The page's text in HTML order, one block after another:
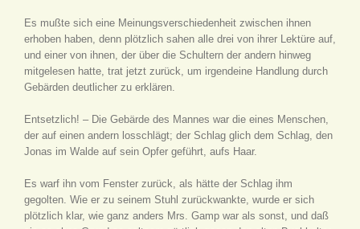
Es mußte sich eine Meinungsverschiedenheit zwischen ihnen
erhoben haben, denn plötzlich sahen alle drei von ihrer Lektüre auf,
und einer von ihnen, der über die Schultern der andern hinweg
mitgelesen hatte, trat jetzt zurück, um irgendeine Handlung durch
Gebärden deutlicher zu erklären.
Entsetzlich! – Die Gebärde des Mannes war die eines Menschen,
der auf einen andern losschlägt; der Schlag glich dem Schlag, den
Jonas im Walde auf sein Opfer geführt, aufs Haar.
Es warf ihn vom Fenster zurück, als hätte der Schlag ihm
gegolten. Wie er zu seinem Stuhl zurückwankte, wurde er sich
plötzlich klar, wie ganz anders Mrs. Gamp war als sonst, und daß